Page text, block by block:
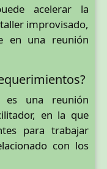
acelerar la
improvisado,
en una reunión
es una reunión
en la que
para trabajar
con los